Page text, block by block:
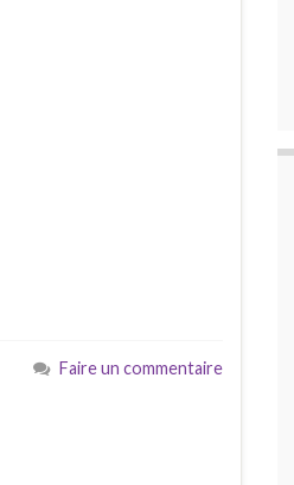
Faire un commentaire